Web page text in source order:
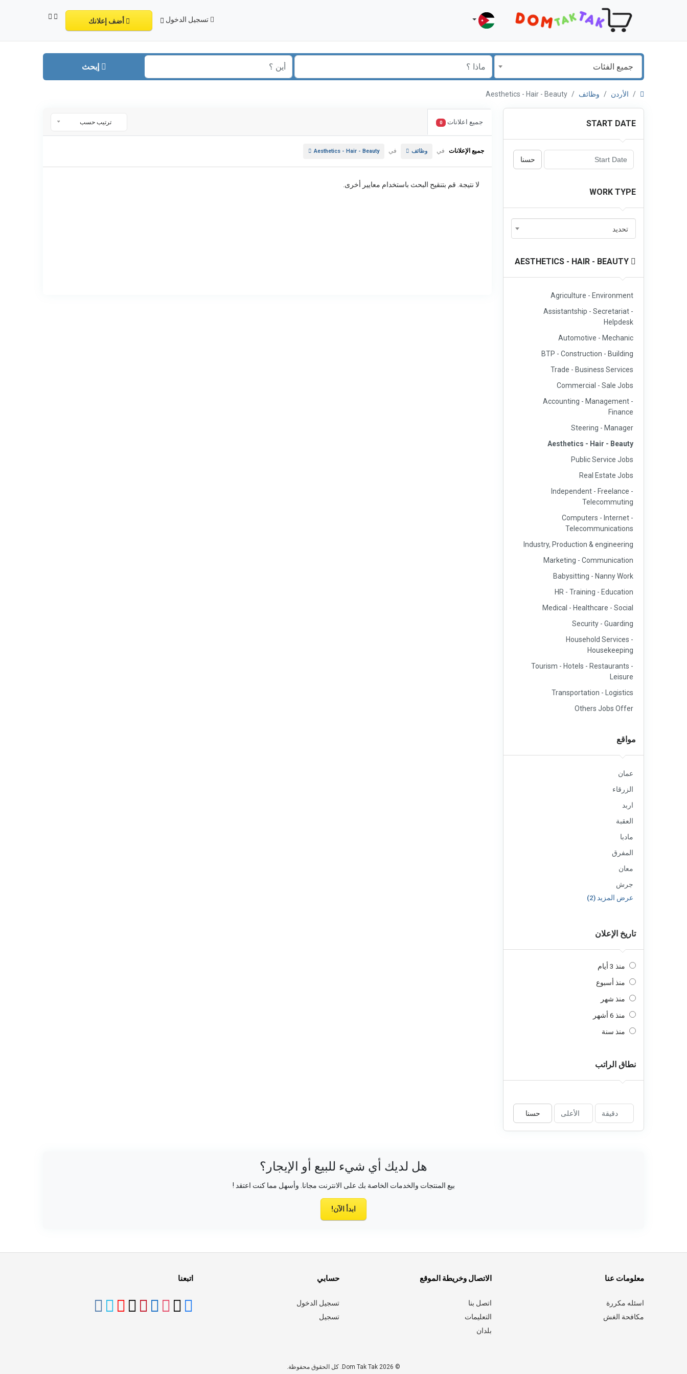
تسجيل الدخول أضف إعلانك
جميع الفئات إبحث
الأردن وظائف Aesthetics - Hair - Beauty
START DATE
حسنا
WORK TYPE
تحديد
Agriculture - Environment
Assistantship - Secretariat -
Helpdesk
Automotive - Mechanic
BTP - Construction - Building
Trade - Business Services
Commercial - Sale Jobs
Accounting - Management -
Finance
Steering - Manager
Aesthetics - Hair - Beauty
Public Service Jobs
Real Estate Jobs
Independent - Freelance -
Telecommuting
Computers - Internet -
Telecommunications
Industry, Production & engineering
Marketing - Communication
Babysitting - Nanny Work
HR - Training - Education
Medical - Healthcare - Social
Security - Guarding
Household Services -
Housekeeping
Tourism - Hotels - Restaurants -
Leisure
Transportation - Logistics
Others Jobs Offer
مواقع
عمان
الزرقاء
اربد
العقبة
مادبا
المفرق
معان
جرش
عرض المزيد (2)
تاريخ الإعلان
منذ 3 أيام
منذ أسبوع
منذ شهر
منذ 6 أشهر
منذ سنة
نطاق الراتب
حسنا
جميع اعلانات 0 ترتيب حسب
جميع الإعلانات في وظائف في Aesthetics - Hair - Beauty
لا نتيجة. قم بتنقيح البحث باستخدام معايير أخرى.
هل لديك أي شيء للبيع أو الإيجار؟
بيع المنتجات والخدمات الخاصة بك على الانترنت مجانا. وأسهل مما كنت اعتقد !
ابدأ الآن!
معلومات عنا
اسئله مكررة
مكافحة الغش
الاتصال وخريطة الموقع
اتصل بنا
التعليمات
بلدان
حسابي
تسجيل الدخول
تسجيل
اتبعنا
© 2026 Dom Tak Tak. كل الحقوق محفوظة.